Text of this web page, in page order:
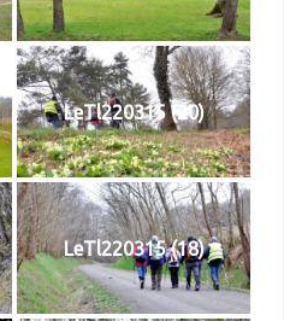
LeTl220315 (20)
LeTl220315 (18)